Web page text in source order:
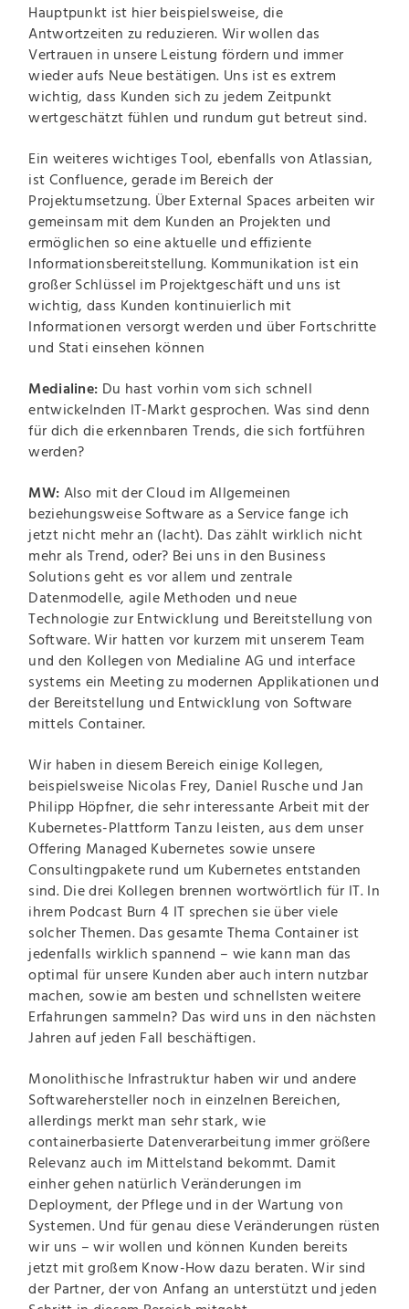
Hauptpunkt ist hier beispielsweise, die
Antwortzeiten zu reduzieren. Wir wollen das
Vertrauen in unsere Leistung fördern und immer
wieder aufs Neue bestätigen. Uns ist es extrem
wichtig, dass Kunden sich zu jedem Zeitpunkt
wertgeschätzt fühlen und rundum gut betreut sind.
Ein weiteres wichtiges Tool, ebenfalls von Atlassian,
ist Confluence, gerade im Bereich der
Projektumsetzung. Über External Spaces arbeiten wir
gemeinsam mit dem Kunden an Projekten und
ermöglichen so eine aktuelle und effiziente
Informationsbereitstellung. Kommunikation ist ein
großer Schlüssel im Projektgeschäft und uns ist
wichtig, dass Kunden kontinuierlich mit
Informationen versorgt werden und über Fortschritte
und Stati einsehen können
Medialine: Du hast vorhin vom sich schnell
entwickelnden IT-Markt gesprochen. Was sind denn
für dich die erkennbaren Trends, die sich fortführen
werden?
MW: Also mit der Cloud im Allgemeinen
beziehungsweise Software as a Service fange ich
jetzt nicht mehr an (lacht). Das zählt wirklich nicht
mehr als Trend, oder? Bei uns in den Business
Solutions geht es vor allem und zentrale
Datenmodelle, agile Methoden und neue
Technologie zur Entwicklung und Bereitstellung von
Software. Wir hatten vor kurzem mit unserem Team
und den Kollegen von Medialine AG und interface
systems ein Meeting zu modernen Applikationen und
der Bereitstellung und Entwicklung von Software
mittels Container.
Wir haben in diesem Bereich einige Kollegen,
beispielsweise Nicolas Frey, Daniel Rusche und Jan
Philipp Höpfner, die sehr interessante Arbeit mit der
Kubernetes-Plattform Tanzu leisten, aus dem unser
Offering Managed Kubernetes sowie unsere
Consultingpakete rund um Kubernetes entstanden
sind. Die drei Kollegen brennen wortwörtlich für IT. In
ihrem Podcast Burn 4 IT sprechen sie über viele
solcher Themen. Das gesamte Thema Container ist
jedenfalls wirklich spannend – wie kann man das
optimal für unsere Kunden aber auch intern nutzbar
machen, sowie am besten und schnellsten weitere
Erfahrungen sammeln? Das wird uns in den nächsten
Jahren auf jeden Fall beschäftigen.
Monolithische Infrastruktur haben wir und andere
Softwarehersteller noch in einzelnen Bereichen,
allerdings merkt man sehr stark, wie
containerbasierte Datenverarbeitung immer größere
Relevanz auch im Mittelstand bekommt. Damit
einher gehen natürlich Veränderungen im
Deployment, der Pflege und in der Wartung von
Systemen. Und für genau diese Veränderungen rüsten
wir uns – wir wollen und können Kunden bereits
jetzt mit großem Know-How dazu beraten. Wir sind
der Partner, der von Anfang an unterstützt und jeden